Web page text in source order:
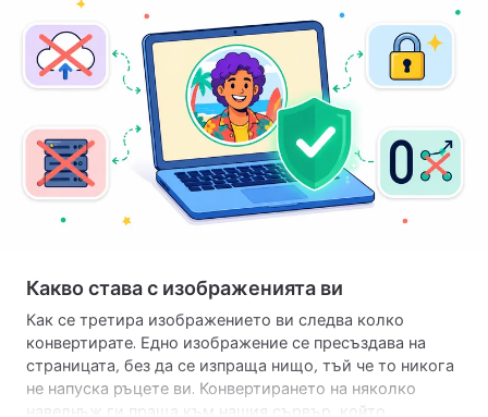
изображението
Какво става с изображенията ви
Как се третира изображението ви следва колко
конвертирате. Едно изображение се пресъздава на
страницата, без да се изпраща нищо, тъй че то никога
не напуска ръцете ви. Конвертирането на няколко
наведнъж ги праща към нашия сървър, който